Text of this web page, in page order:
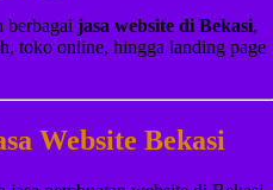
berbagai jasa website di Bekasi,
toko online, hingga landing page
Website Bekasi